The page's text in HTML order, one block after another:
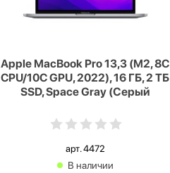
Apple MacBook Pro 13,3 (M2, 8C
CPU/10C GPU, 2022), 16 ГБ, 2 ТБ
SSD, Space Gray (Серый
арт. 4472
В наличии